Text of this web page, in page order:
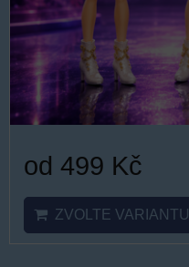
od 499 Kč
ZVOLTE VARIANTU